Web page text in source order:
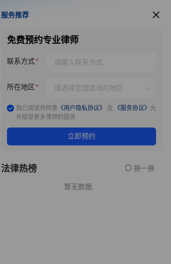
服务推荐
服务推荐
免费预约专业律师
联系方式
所在地区
我已阅读并同意 《用户隐私协议》 及 《服务协议》 允
许接受更多律师的服务
立即预约
法律热榜 换一换
暂无数据